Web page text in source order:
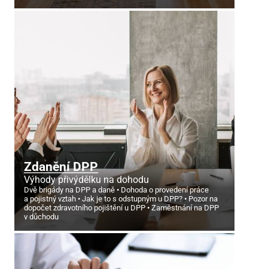
Zdanění DPP
Výhody přivýdělku na dohodu
Dvě brigády na DPP a daně
Dohoda o provedení práce
a pojistný vztah
Jak je to s odstupným u DPP?
Pozor na
dopočet zdravotního pojištění u DPP
Zaměstnání na DPP
v důchodu